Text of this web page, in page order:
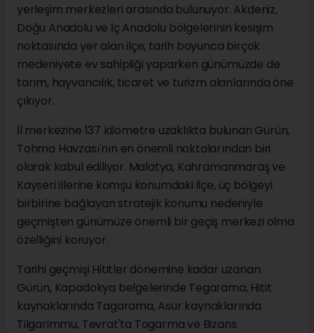
yerleşim merkezleri arasında bulunuyor. Akdeniz,
Doğu Anadolu ve İç Anadolu bölgelerinin kesişim
noktasında yer alan ilçe, tarih boyunca birçok
medeniyete ev sahipliği yaparken günümüzde de
tarım, hayvancılık, ticaret ve turizm alanlarında öne
çıkıyor.
İl merkezine 137 kilometre uzaklıkta bulunan Gürün,
Tohma Havzası'nın en önemli noktalarından biri
olarak kabul ediliyor. Malatya, Kahramanmaraş ve
Kayseri illerine komşu konumdaki ilçe, üç bölgeyi
birbirine bağlayan stratejik konumu nedeniyle
geçmişten günümüze önemli bir geçiş merkezi olma
özelliğini koruyor.
Tarihi geçmişi Hititler dönemine kadar uzanan
Gürün, Kapadokya belgelerinde Tegarama, Hitit
kaynaklarında Tagarama, Asur kaynaklarında
Tilgarimmu, Tevrat'ta Togarma ve Bizans